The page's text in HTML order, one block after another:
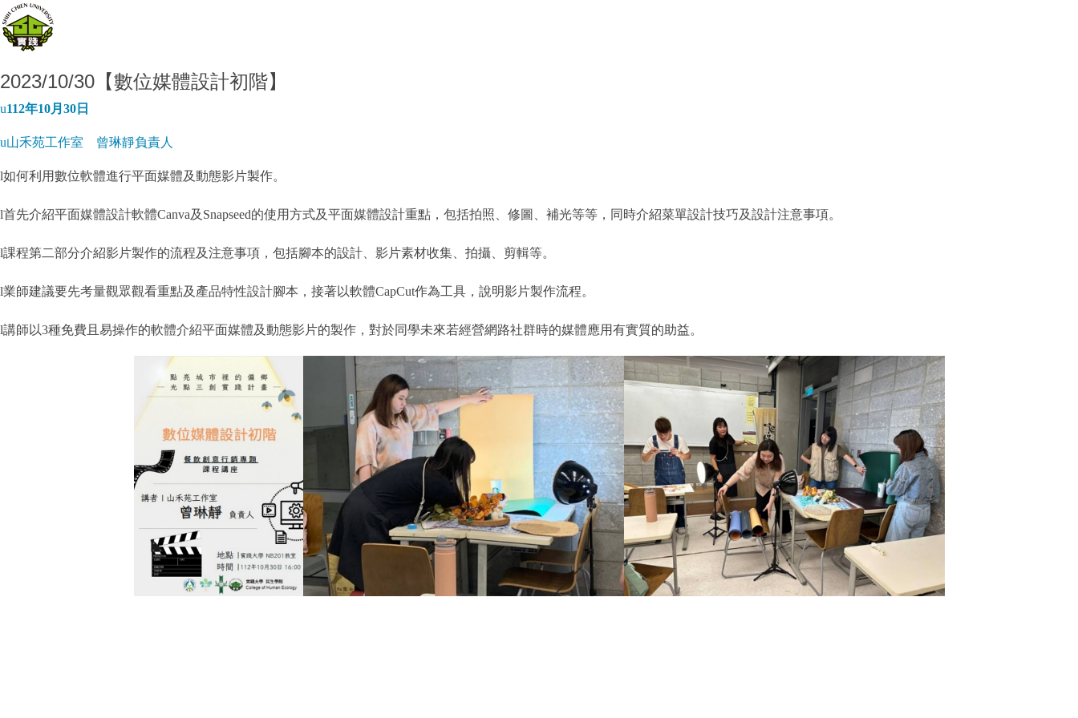
2023/10/30【數位媒體設計初階】
u112年10月30日
u山禾苑工作室 曾琳靜負責人
l如何利用數位軟體進行平面媒體及動態影片製作。
l首先介紹平面媒體設計軟體Canva及Snapseed的使用方式及平面媒體設計重點，包括拍照、修圖、補光等等，同時介紹菜單設計技巧及設計注意事項。
l課程第二部分介紹影片製作的流程及注意事項，包括腳本的設計、影片素材收集、拍攝、剪輯等。
l業師建議要先考量觀眾觀看重點及產品特性設計腳本，接著以軟體CapCut作為工具，說明影片製作流程。
l講師以3種免費且易操作的軟體介紹平面媒體及動態影片的製作，對於同學未來若經營網路社群時的媒體應用有實質的助益。